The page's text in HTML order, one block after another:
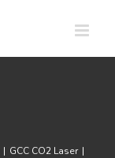
| GCC CO2 Laser |